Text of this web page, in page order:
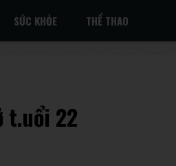
SỨC KHỎE THỂ THAO
t.uổi 22